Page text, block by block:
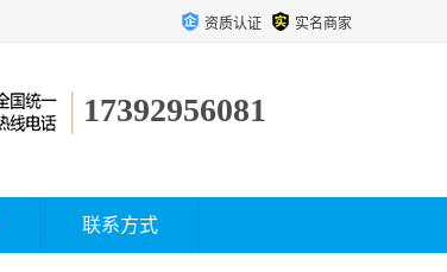
资质认证 实名商家
17392956081
联系方式